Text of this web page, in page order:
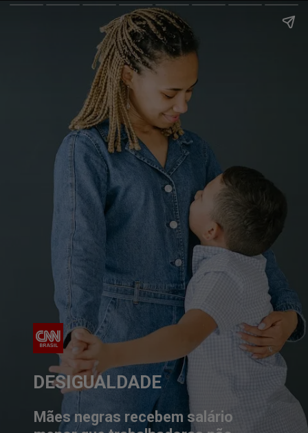
DESIGUALDADE
Mães negras recebem salário